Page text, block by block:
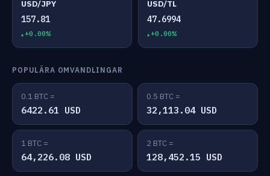
USD/JPY
157.81
+0.00%
USD/TL
47.6994
+0.00%
POPULÄRA OMVANDLINGAR
0.1 BTC =
6422.61 USD
0.5 BTC =
32,113.04 USD
1 BTC =
64,226.08 USD
2 BTC =
128,452.15 USD